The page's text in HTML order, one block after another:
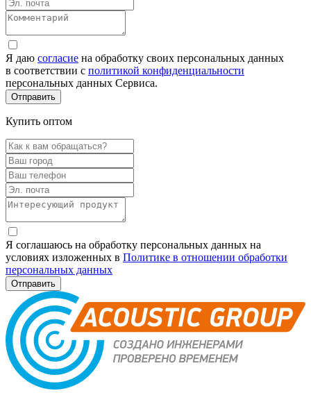
Я даю согласие на обработку своих персональных данных
в соответствии с политикой конфиденциальности
персональных данных Сервиса.
Купить оптом
Я соглашаюсь на обработку персональных данных на
условиях изложенных в Политике в отношении обработки
персональных данных